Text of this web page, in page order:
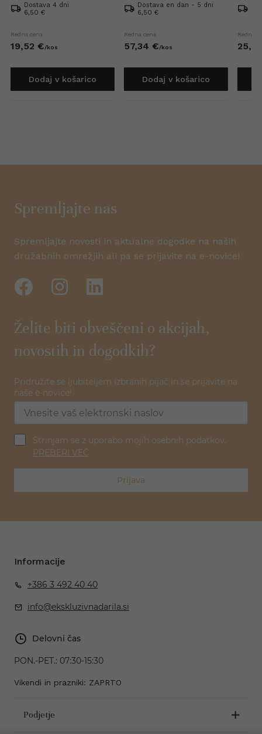
Dostava 4 dni
6,50 €
Redna cena
19,52 €/kos
Dodaj v košarico
Dostava en dan - 5 dni
6,50 €
Redna cena
57,34 €/kos
Dodaj v košarico
Redna
25,
Spremljajte nas
Spremljajte novosti in aktualne dogodke na naših
družabnih omrežjih ali pa se prijavite na e-novice!
Želite biti obveščeni o akcijah,
novostih in dogodkih?
Pridružite se ljubiteljem izbranih pijač in se prijavite na
naše e-novice!
Strinjam se z uporabo mojih osebnih podatkov.
PREBERI VEČ
Prijava
Informacije
+386 3 492 40 40
info@ekskluzivnadarila.si
Delovni čas
PON.-PET.: 07:30-15:30
Vikendi in prazniki: ZAPRTO
Podjetje